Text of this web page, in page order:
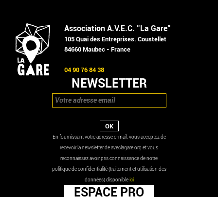
Association A.V.E.C. "La Gare"
105 Quai des Entreprises. Coustellet
84660 Maubec - France
04 90 76 84 38
NEWSLETTER
En fournissant votre adresse e-mail, vous acceptez de
recevoir la newsletter de aveclagare.org et vous
reconnaissez avoir pris connaissance de notre
politique de confidentialité (traitement et utilisation des
données) disponibleici
ESPACE PRO